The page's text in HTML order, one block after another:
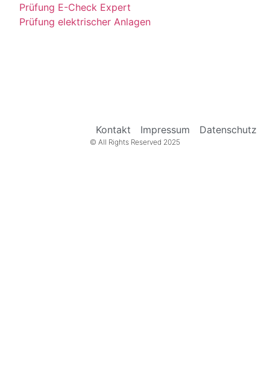
Prüfung E-Check Expert
Prüfung elektrischer Anlagen
Kontakt Impressum Datenschutz
© All Rights Reserved 2025